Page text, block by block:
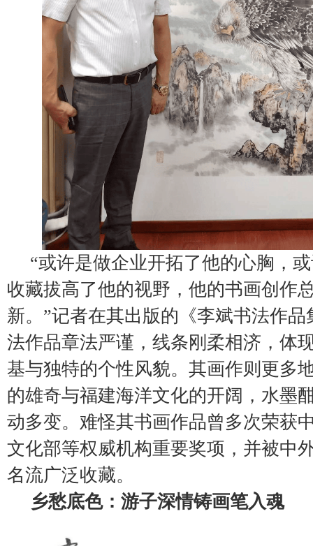
“或许是做企业开拓了他的心胸，
收藏拔高了他的视野，他的书画创作
新。”记者在其出版的《李斌书法作
法作品章法严谨，线条刚柔相济，体
基与独特的个性风貌。其画作则更多
的雄奇与福建海洋文化的开阔，水墨
动多变。难怪其书画作品曾多次荣获
文化部等权威机构重要奖项，并被中
名流广泛收藏。
乡愁底色：游子深情铸画笔入魂